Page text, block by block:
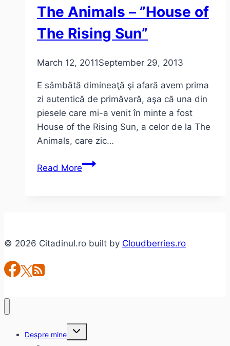
The Animals – ”House of
The Rising Sun”
March 12, 2011September 29, 2013
E sâmbătă dimineaţă şi afară avem prima
zi autentică de primăvară, aşa că una din
piesele care mi-a venit în minte a fost
House of the Rising Sun, a celor de la The
Animals, care zic…
Read MoreThe
Rising
© 2026 Citadinul.ro built by Cloudberries.ro
Despre mine
Toggle